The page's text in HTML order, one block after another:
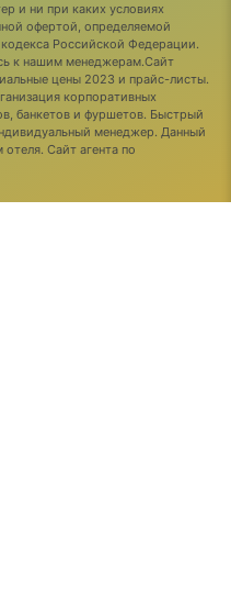
и ни при каких условиях
офертой, определяемой
Российской Федерации.
к нашим менеджерам.Сайт
цены 2023 и прайс-листы.
корпоративных
банкетов и фуршетов. Быстрый
менеджер. Данный
Сайт агента по